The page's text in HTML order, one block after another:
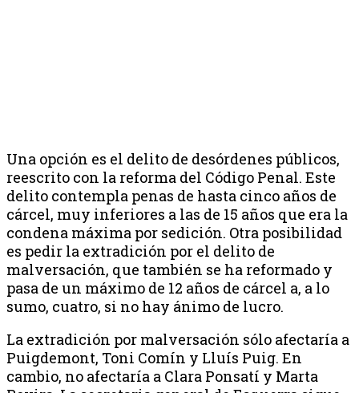
Una opción es el delito de desórdenes públicos,
reescrito con la reforma del Código Penal. Este
delito contempla penas de hasta cinco años de
cárcel, muy inferiores a las de 15 años que era la
condena máxima por sedición. Otra posibilidad
es pedir la extradición por el delito de
malversación, que también se ha reformado y
pasa de un máximo de 12 años de cárcel a, a lo
sumo, cuatro, si no hay ánimo de lucro.
La extradición por malversación sólo afectaría a
Puigdemont, Toni Comín y Lluís Puig. En
cambio, no afectaría a Clara Ponsatí y Marta